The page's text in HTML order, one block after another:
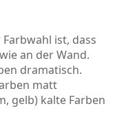
ist, dass
an der Wand.
dramatisch.
matt
gelb) kalte Farben